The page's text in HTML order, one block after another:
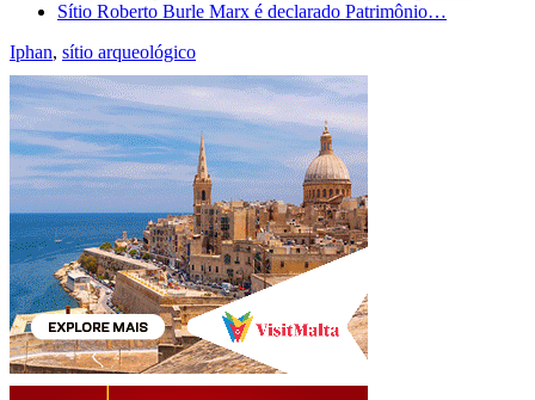
Sítio Roberto Burle Marx é declarado Patrimônio…
Iphan, sítio arqueológico